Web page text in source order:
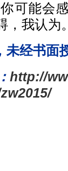
可能会
，我认为
未经书面
http://